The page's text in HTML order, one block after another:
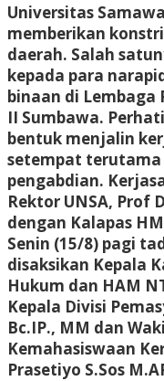
Universitas
memberikan
daerah. Salah
kepada para
binaan di Lembaga
II Sumbawa.
bentuk menjalin
setempat terutama
pengabdian.
Rektor UNSA, Prof
dengan Kalapas
Senin (15/8) pagi
disaksikan Kepala
Hukum dan HAM
Kepala Divisi
Bc.IP., MM dan
Kemahasiswaan
Prasetiyo S.Sos